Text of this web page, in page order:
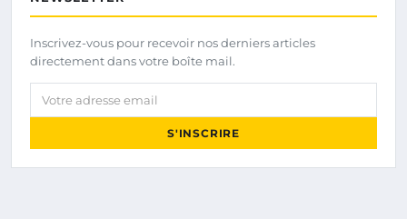
Inscrivez-vous pour recevoir nos derniers articles
directement dans votre boîte mail.
Votre adresse email
S'INSCRIRE